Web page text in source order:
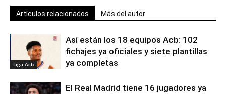
Artículos relacionados Más del autor
Liga Acb
Así están los 18 equipos Acb: 102
fichajes ya oficiales y siete plantillas
ya completas
El Real Madrid tiene 16 jugadores ya